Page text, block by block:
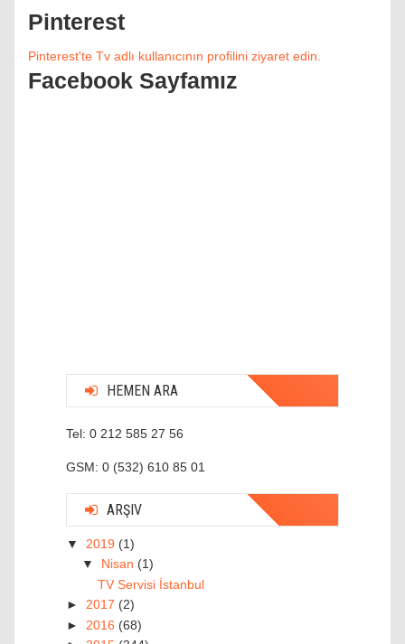
Pinterest
Pinterest'te Tv adlı kullanıcının profilini ziyaret edin.
Facebook Sayfamız
HEMEN ARA
Tel: 0 212 585 27 56
GSM: 0 (532) 610 85 01
ARŞIV
▼ 2019 (1)
▼ Nisan (1)
TV Servisi İstanbul
► 2017 (2)
► 2016 (68)